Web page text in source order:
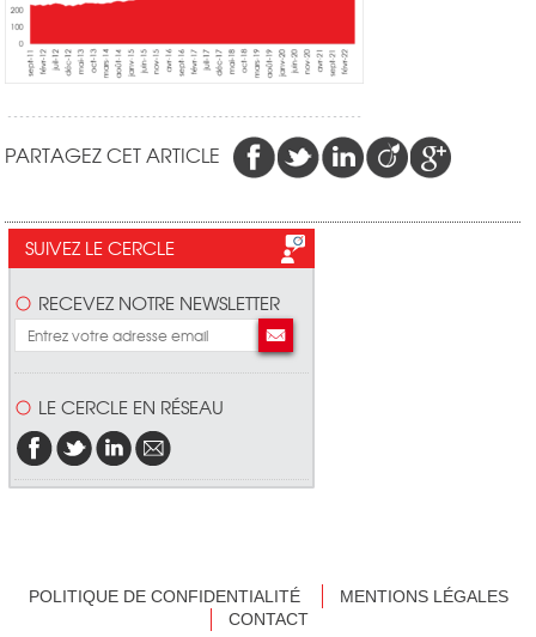
PARTAGEZ CET ARTICLE
SUIVEZ LE CERCLE
RECEVEZ NOTRE NEWSLETTER
LE CERCLE EN RÉSEAU
POLITIQUE DE CONFIDENTIALITÉ
MENTIONS LÉGALES
CONTACT